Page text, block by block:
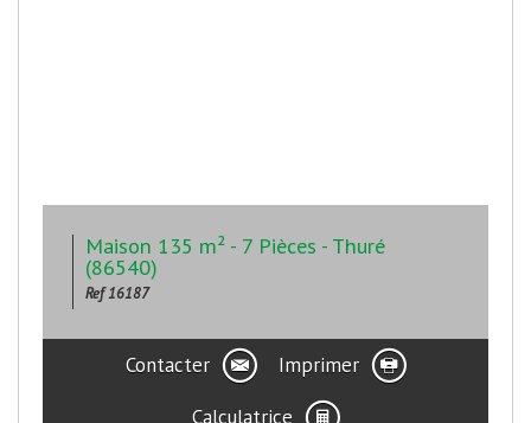
Maison 135 m² - 7 Pièces - Thuré
(86540)
Ref 16187
Contacter
Imprimer
Calculatrice